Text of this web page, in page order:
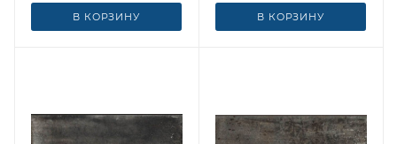
В КОРЗИНУ В КОРЗИНУ